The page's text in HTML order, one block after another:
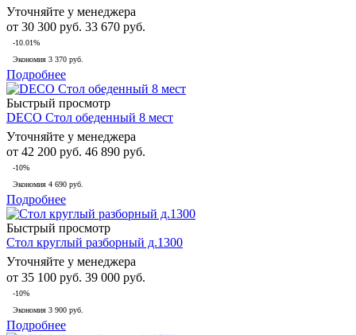
Уточняйте у менеджера
от 30 300 руб. 33 670 руб.
-10.01%
Экономия 3 370 руб.
Подробнее
Быстрый просмотр
DECO Стол обеденный 8 мест
Уточняйте у менеджера
от 42 200 руб. 46 890 руб.
-10%
Экономия 4 690 руб.
Подробнее
Быстрый просмотр
Стол круглый разборный д.1300
Уточняйте у менеджера
от 35 100 руб. 39 000 руб.
-10%
Экономия 3 900 руб.
Подробнее